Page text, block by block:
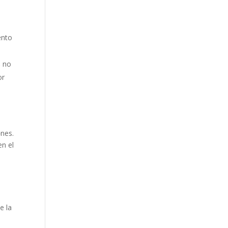
no
el
la